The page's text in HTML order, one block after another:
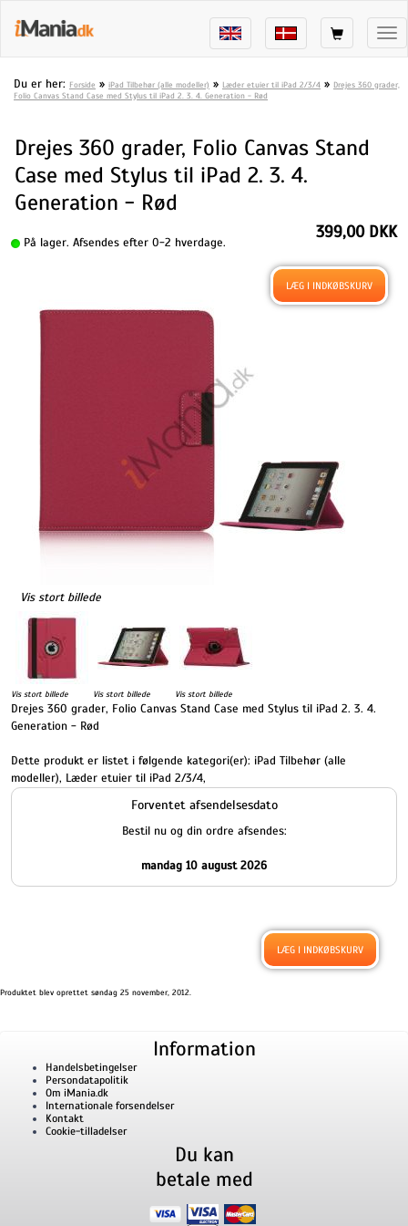
Du er her: Forside » iPad Tilbehør (alle modeller) » Læder etuier til iPad 2/3/4 » Drejes 360 grader,
Folio Canvas Stand Case med Stylus til iPad 2. 3. 4. Generation - Rød
Drejes 360 grader, Folio Canvas Stand
Case med Stylus til iPad 2. 3. 4.
Generation - Rød
På lager. Afsendes efter 0-2 hverdage.
Vis stort billede
399,00 DKK
Vis stort billede Vis stort billede Vis stort billede
Drejes 360 grader, Folio Canvas Stand Case med Stylus til iPad 2. 3. 4.
Generation - Rød
Dette produkt er listet i følgende kategori(er): iPad Tilbehør (alle
modeller), Læder etuier til iPad 2/3/4,
Forventet afsendelsesdato
Bestil nu og din ordre afsendes:
mandag 10 august 2026
Produktet blev oprettet søndag 25 november, 2012.
Information
Handelsbetingelser
Persondatapolitik
Om iMania.dk
Internationale forsendelser
Kontakt
Cookie-tilladelser
Du kan
betale med